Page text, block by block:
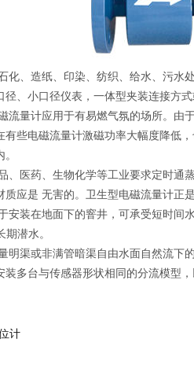
、造纸、印染、纺织、给水、污水
、小口径仪表，一体型夹装连接方
量计应用于有易燃气氛的场所。由
些电磁流量计激磁功率大幅度降低
医药、生物化学等工业要求定时通
应是 无害的。卫生型电磁流量计正
在地面下的窨井，可承受短时间
潜水。
或非满管暗渠自由水面自然流下
多台与传感器形状相同的分流模型，
计